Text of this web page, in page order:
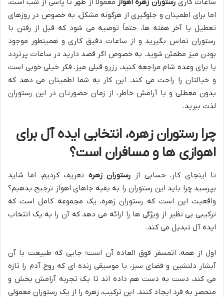
اما برای اطمینان و جلوگیری از هرگونه مشکل، به خصوص در روزهای
تعطیل یا آخر هفته ها، حتماً توصیه می شود که قبل از رفتن با
رستوران تماس بگیرید و از ساعات دقیق کاری و همینطور موجود
بودن میز مطمئن شوید. به خصوص اگر قصد دارید در ساعات پرتردد
یا برای وعده شام مراجعه کنید، رزرو قبلی میز، فکر خیلی خوبی است
و خیالتان را راحت می کند. این کار به شما اطمینان می دهد که
بدون معطلی و با آرامش خاطر، از زمان حضورتان در این رستوران
لذت ببرید.
چرا رستوران زهره، انتخابی ایده آل برای
اهوازی ها و مسافران است؟
تا اینجای کار، حسابی از رستوران زهره تعریف کردیم، اما شاید
بپرسید چرا باید این رستوران را به بقیه جاهای اهواز ترجیح بدهیم؟
واقعیت این است که رستوران زهره، یک مجموعه کامل است که
ترکیبی بی نظیر از ویژگی ها را ارائه می دهد که آن را به یک انتخاب
ایده آل تبدیل می کند.
اول از همه، اتمسفر فوق العاده آن است؛ جایی که طبیعت با آن
آبشار دلنشین و فضای سبز، با موسیقی زنده ای که روح آدم را تازه
می کند، دست به دست هم داده اند تا یک تجربه آرامش بخش و
منحصر به فرد ایجاد کنند. این ترکیب، زهره را از یک رستوران معمولی